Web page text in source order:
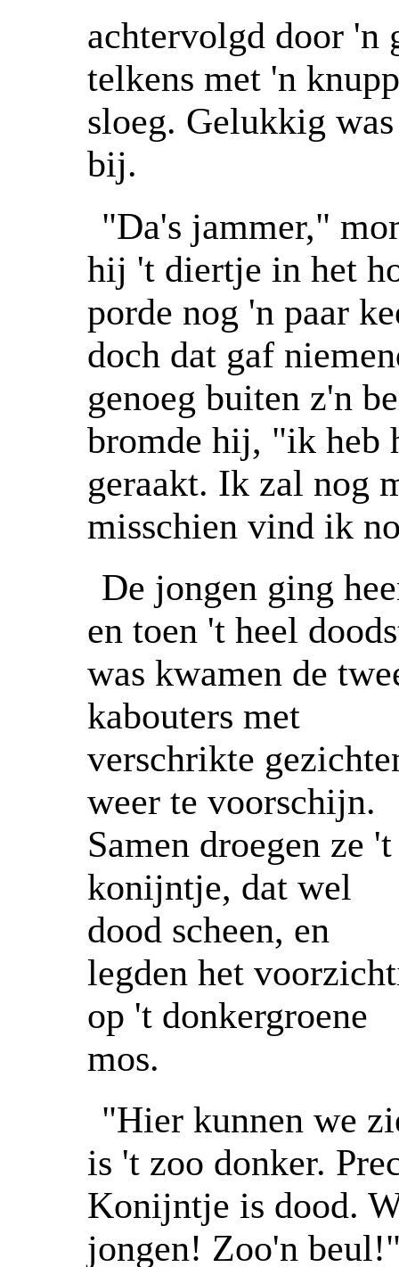
achtervolgd door 'n
telkens met 'n
sloeg. Gelukkig
bij.
"Da's jammer,"
hij 't diertje in het
porde nog 'n paar
doch dat gaf
genoeg buiten z'n
bromde hij, "ik heb
geraakt. Ik zal nog
misschien vind ik
De jongen ging
en toen 't heel
was kwamen de
kabouters met
verschrikte
weer te voorschijn.
Samen droegen ze 't
konijntje, dat wel
dood scheen, en
legden het
op 't donkergroene
mos.
"Hier kunnen we
is 't zoo donker.
Konijntje is dood.
jongen! Zoo'n